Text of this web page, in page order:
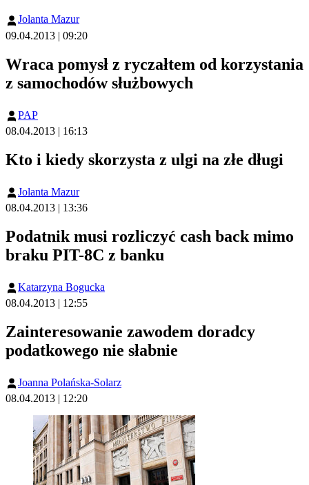
Jolanta Mazur
09.04.2013 | 09:20
Wraca pomysł z ryczałtem od korzystania
z samochodów służbowych
PAP
08.04.2013 | 16:13
Kto i kiedy skorzysta z ulgi na złe długi
Jolanta Mazur
08.04.2013 | 13:36
Podatnik musi rozliczyć cash back mimo
braku PIT-8C z banku
Katarzyna Bogucka
08.04.2013 | 12:55
Zainteresowanie zawodem doradcy
podatkowego nie słabnie
Joanna Polańska-Solarz
08.04.2013 | 12:20